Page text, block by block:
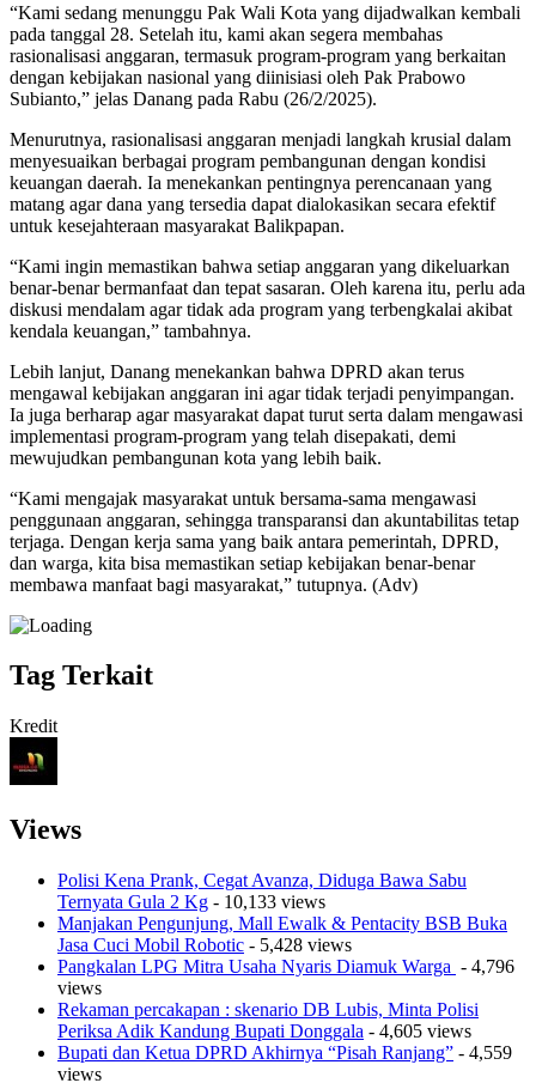
“Kami sedang menunggu Pak Wali Kota yang dijadwalkan kembali
pada tanggal 28. Setelah itu, kami akan segera membahas
rasionalisasi anggaran, termasuk program-program yang berkaitan
dengan kebijakan nasional yang diinisiasi oleh Pak Prabowo
Subianto,” jelas Danang pada Rabu (26/2/2025).
Menurutnya, rasionalisasi anggaran menjadi langkah krusial dalam
menyesuaikan berbagai program pembangunan dengan kondisi
keuangan daerah. Ia menekankan pentingnya perencanaan yang
matang agar dana yang tersedia dapat dialokasikan secara efektif
untuk kesejahteraan masyarakat Balikpapan.
“Kami ingin memastikan bahwa setiap anggaran yang dikeluarkan
benar-benar bermanfaat dan tepat sasaran. Oleh karena itu, perlu ada
diskusi mendalam agar tidak ada program yang terbengkalai akibat
kendala keuangan,” tambahnya.
Lebih lanjut, Danang menekankan bahwa DPRD akan terus
mengawal kebijakan anggaran ini agar tidak terjadi penyimpangan.
Ia juga berharap agar masyarakat dapat turut serta dalam mengawasi
implementasi program-program yang telah disepakati, demi
mewujudkan pembangunan kota yang lebih baik.
“Kami mengajak masyarakat untuk bersama-sama mengawasi
penggunaan anggaran, sehingga transparansi dan akuntabilitas tetap
terjaga. Dengan kerja sama yang baik antara pemerintah, DPRD,
dan warga, kita bisa memastikan setiap kebijakan benar-benar
membawa manfaat bagi masyarakat,” tutupnya. (Adv)
Tag Terkait
Kredit
Views
Polisi Kena Prank, Cegat Avanza, Diduga Bawa Sabu
Ternyata Gula 2 Kg - 10,133 views
Manjakan Pengunjung, Mall Ewalk & Pentacity BSB Buka
Jasa Cuci Mobil Robotic - 5,428 views
Pangkalan LPG Mitra Usaha Nyaris Diamuk Warga - 4,796
views
Rekaman percakapan : skenario DB Lubis, Minta Polisi
Periksa Adik Kandung Bupati Donggala - 4,605 views
Bupati dan Ketua DPRD Akhirnya “Pisah Ranjang” - 4,559
views